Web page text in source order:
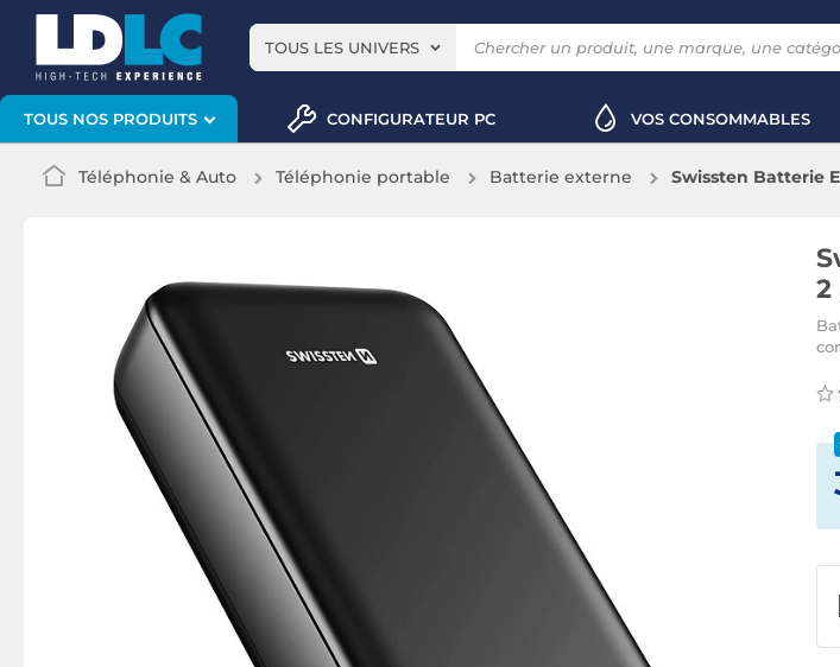
TOUS LES UNIVERS
TOUS NOS PRODUITS CONFIGURATEUR PC VOS CONSOMMABLES
Téléphonie & Auto Téléphonie portable Batterie externe Swissten Batterie
2